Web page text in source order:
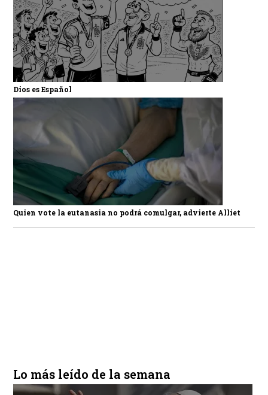
Dios es Español
Quien vote la eutanasia no podrá comulgar, advierte Alliet
Lo más leído de la semana